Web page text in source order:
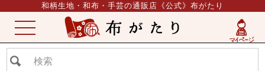
和柄生地・和布・手芸の通販店《公式》布がたり
ME
NU